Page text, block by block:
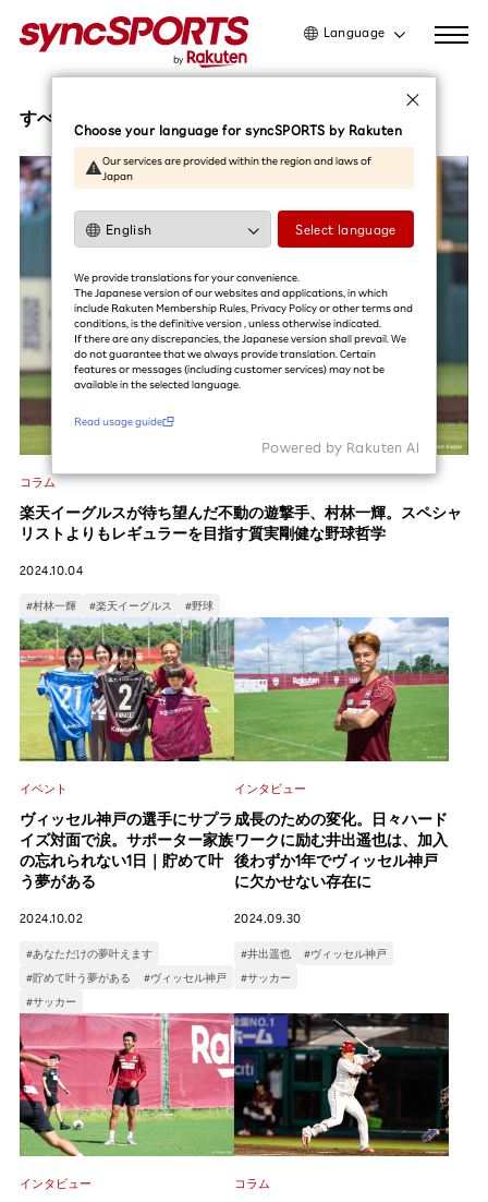
Language
日本語
简体中文
すべての記事
コラム
楽天イーグルスが待ち望んだ不動の遊撃手、村林一輝。スペシャ
リストよりもレギュラーを目指す質実剛健な野球哲学
2024.10.04
#村林一輝 #楽天イーグルス #野球
イベント
ヴィッセル神戸の選手にサプラ
イズ対面で涙。サポーター家族
の忘れられない1日｜貯めて叶
う夢がある
2024.10.02
#あなただけの夢叶えます
#貯めて叶う夢がある
#ヴィッセル神戸
#サッカー
インタビュー
成長のための変化。日々ハード
ワークに励む井出遥也は、加入
後わずか1年でヴィッセル神戸
に欠かせない存在に
2024.09.30
#井出遥也
#ヴィッセル神戸
#サッカー
インタビュー コラム
Choose your language for syncSPORTS by Rakuten
Our services are provided within the region and laws of
Japan
Select language
We provide translations for your convenience.
The Japanese version of our websites and applications, in which
include Rakuten Membership Rules, Privacy Policy or other terms and
conditions, is the definitive version , unless otherwise indicated.
If there are any discrepancies, the Japanese version shall prevail. We
do not guarantee that we always provide translation. Certain
features or messages (including customer services) may not be
available in the selected language.​
Read usage guide
Powered by Rakuten Al
利用ガイドを読む